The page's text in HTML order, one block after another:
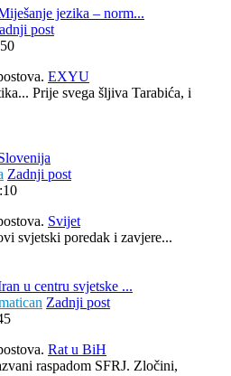
jezika – norm...
post
EXYU
Prije svega šljiva Tarabića, i
Zadnji post
Svijet
svjetski poredak i zavjere...
u centru svjetske ...
Zadnji post
Rat u BiH
raspadom SFRJ. Zločini,